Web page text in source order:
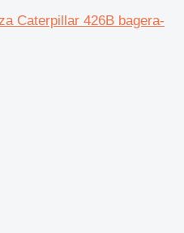
Caterpillar 426B bagera-